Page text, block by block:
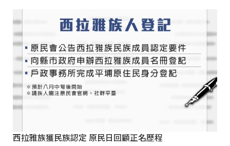
西拉雅族獲民族認定 原民日回顧正名歷程